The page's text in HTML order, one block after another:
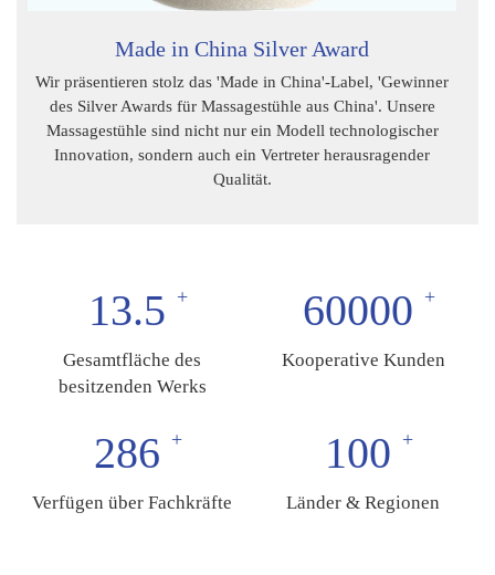
Made in China Silver Award
Wir präsentieren stolz das 'Made in China'-Label, 'Gewinner
des Silver Awards für Massagestühle aus China'. Unsere
Massagestühle sind nicht nur ein Modell technologischer
Innovation, sondern auch ein Vertreter herausragender
Qualität.
13.5
Gesamtfläche des
besitzenden Werks
60000
Kooperative Kunden
286
Verfügen über Fachkräfte
100
Länder & Regionen